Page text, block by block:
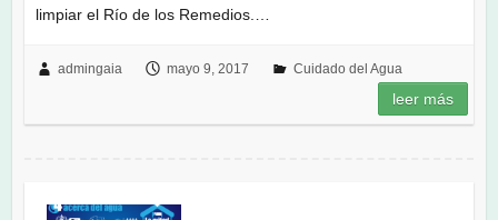
limpiar el Río de los Remedios.…
admingaia mayo 9, 2017 Cuidado del Agua
leer más